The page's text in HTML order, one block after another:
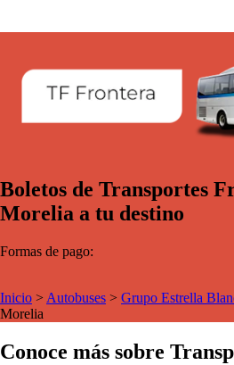
Boletos de Transportes
Morelia a tu destino
Formas de pago:
Inicio > Autobuses > Grupo Estrella
Morelia
Conoce más sobre